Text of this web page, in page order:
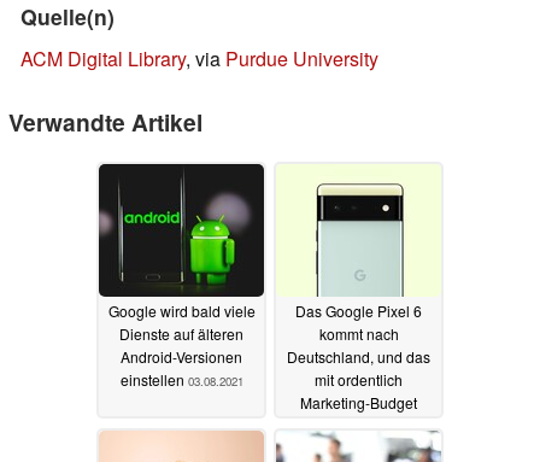
Quelle(n)
ACM Digital Library, via Purdue University
Verwandte Artikel
Google wird bald viele
Dienste auf älteren
Android-Versionen
einstellen 03.08.2021
Das Google Pixel 6
kommt nach
Deutschland, und das
mit ordentlich
Marketing-Budget
03.08.2021